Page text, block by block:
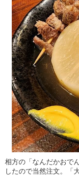
相方の「なんだかおで
したので当然注文。「